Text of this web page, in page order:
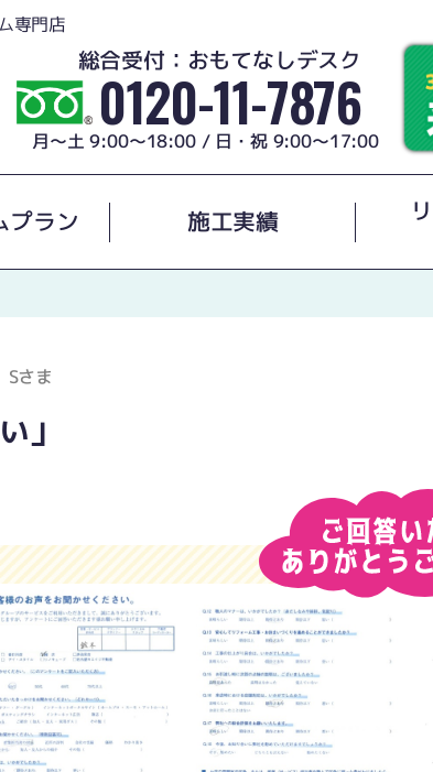
専門店
総合受付：おもてなしデスク
0120-11-7876
月～土 9:00～18:00 / 日・祝 9:00～17:00
プラン 施工実績
さま
」